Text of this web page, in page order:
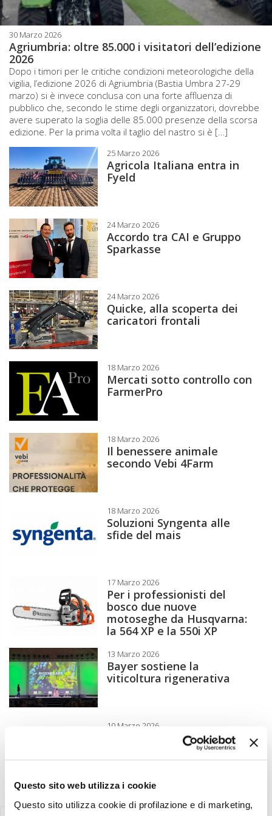
Questo sito web utilizza i cookie
Questo sito utilizza cookie di profilazione e di marketing,
30 Marzo 2026
Agriumbria: oltre 85.000 i visitatori dell’edizione
2026
Dopo i timori per le critiche condizioni meteorologiche della
vigilia, l’edizione 2026 di Agriumbria (Bastia Umbra 27-29
marzo) si è invece conclusa con una forte affluenza di
pubblico che, secondo le stime degli organizzatori, dovrebbe
avere superato la soglia delle 85.000 presenze della scorsa
edizione. Per la prima volta il taglio del nastro si è […]
25 Marzo 2026
Agricola Italiana entra in
Fyeld
24 Marzo 2026
Accordo tra CAI e Gruppo
Sparkasse
24 Marzo 2026
Quicke, alla scoperta dei
caricatori frontali
18 Marzo 2026
Mercati sotto controllo con
FarmerPro
18 Marzo 2026
Il benessere animale
secondo Vebi 4Farm
18 Marzo 2026
Soluzioni Syngenta alle
sfide del mais
17 Marzo 2026
Per i professionisti del
bosco due nuove
motoseghe da Husqvarna:
la 564 XP e la 550i XP
13 Marzo 2026
Bayer sostiene la
viticoltura rigenerativa
10 Marzo 2026
A Enoliexpo tutto per olio e
« Precedente